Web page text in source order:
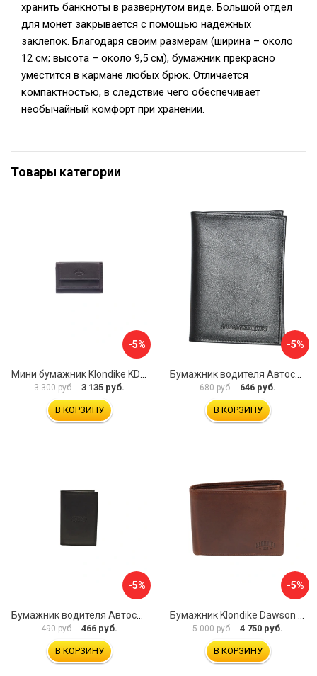
хранить банкноты в развернутом виде. Большой отдел
для монет закрывается с помощью надежных
заклепок. Благодаря своим размерам (ширина – около
12 см; высота – около 9,5 см), бумажник прекрасно
уместится в кармане любых брюк. Отличается
компактностью, в следствие чего обеспечивает
необычайный комфорт при хранении.
Товары категории
-5%
3 300 руб. 3 135 руб.
В КОРЗИНУ
-5%
680 руб. 646 руб.
В КОРЗИНУ
-5%
Бумажник водителя Автостоп БВЛ5Л-1
490 руб. 466 руб.
В КОРЗИНУ
-5%
Бумажник Klondike Dawson KD1124-03
5 000 руб. 4 750 руб.
В КОРЗИНУ